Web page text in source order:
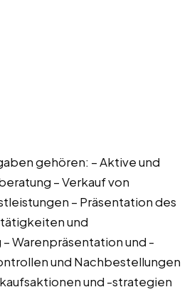
gehören: – Aktive und
– Verkauf von
– Präsentation des
und
Warenpräsentation und -
und Nachbestellungen
und -strategien